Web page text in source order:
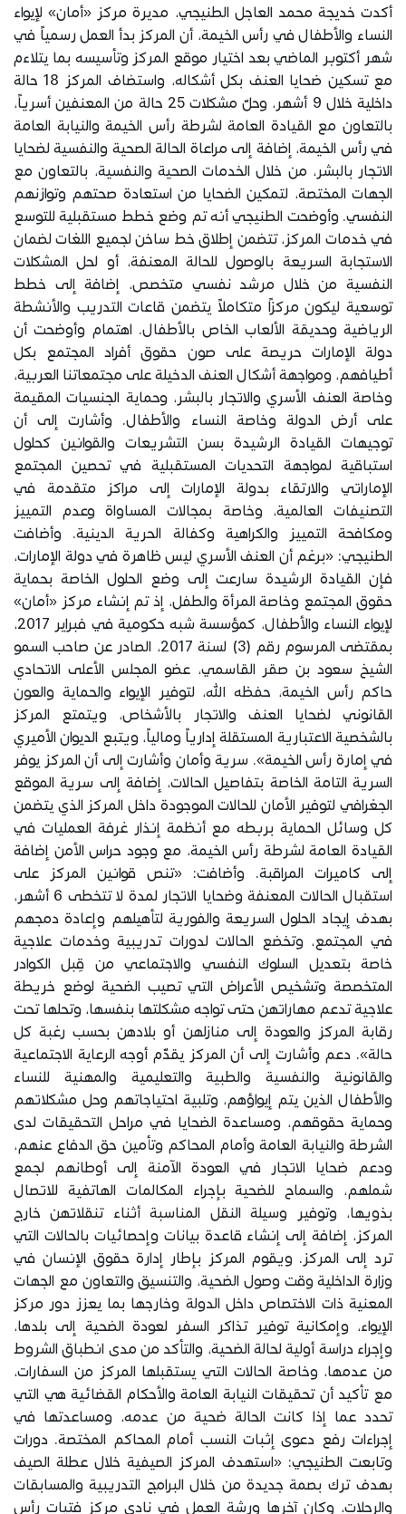
أكدت خديجة محمد العاجل الطنيجي، مديرة مركز «أمان» لإيواء
النساء والأطفال في رأس الخيمة، أن المركز بدأ العمل رسمياً في
شهر أكتوبر الماضي بعد اختيار موقع المركز وتأسيسه بما يتلاءم
مع تسكين ضحايا العنف بكل أشكاله، واستضاف المركز 18 حالة
داخلية خلال 9 أشهر، وحلّ مشكلات 25 حالة من المعنفين أسرياً،
بالتعاون مع القيادة العامة لشرطة رأس الخيمة والنيابة العامة
في رأس الخيمة، إضافة إلى مراعاة الحالة الصحية والنفسية لضحايا
الاتجار بالبشر، من خلال الخدمات الصحية والنفسية، بالتعاون مع
الجهات المختصة، لتمكين الضحايا من استعادة صحتهم وتوازنهم
النفسي. وأوضحت الطنيجي أنه تم وضع خطط مستقبلية للتوسع
في خدمات المركز، تتضمن إطلاق خط ساخن لجميع اللغات لضمان
الاستجابة السريعة بالوصول للحالة المعنفة، أو لحل المشكلات
النفسية من خلال مرشد نفسي متخصص، إضافة إلى خطط
توسعية ليكون مركزاً متكاملاً يتضمن قاعات التدريب والأنشطة
الرياضية وحديقة الألعاب الخاص بالأطفال. اهتمام وأوضحت أن
دولة الإمارات حريصة على صون حقوق أفراد المجتمع بكل
أطيافهم، ومواجهة أشكال العنف الدخيلة على مجتمعاتنا العربية،
وخاصة العنف الأسري والاتجار بالبشر، وحماية الجنسيات المقيمة
على أرض الدولة وخاصة النساء والأطفال. وأشارت إلى أن
توجيهات القيادة الرشيدة بسن التشريعات والقوانين كحلول
استباقية لمواجهة التحديات المستقبلية في تحصين المجتمع
الإماراتي والارتقاء بدولة الإمارات إلى مراكز متقدمة في
التصنيفات العالمية، وخاصة بمجالات المساواة وعدم التمييز
ومكافحة التمييز والكراهية وكفالة الحرية الدينية. وأضافت
الطنيجي: «برغم أن العنف الأسري ليس ظاهرة في دولة الإمارات،
فإن القيادة الرشيدة سارعت إلى وضع الحلول الخاصة بحماية
حقوق المجتمع وخاصة المرأة والطفل، إذ تم إنشاء مركز «أمان»
لإيواء النساء والأطفال، كمؤسسة شبه حكومية في فبراير 2017،
بمقتضى المرسوم رقم (3) لسنة 2017، الصادر عن صاحب السمو
الشيخ سعود بن صقر القاسمي، عضو المجلس الأعلى الاتحادي
حاكم رأس الخيمة، حفظه الله، لتوفير الإيواء والحماية والعون
القانوني لضحايا العنف والاتجار بالأشخاص، ويتمتع المركز
بالشخصية الاعتبارية المستقلة إدارياً ومالياً، ويتبع الديوان الأميري
في إمارة رأس الخيمة». سرية وأمان وأشارت إلى أن المركز يوفر
السرية التامة الخاصة بتفاصيل الحالات، إضافة إلى سرية الموقع
الجغرافي لتوفير الأمان للحالات الموجودة داخل المركز الذي يتضمن
كل وسائل الحماية بربطه مع أنظمة إنذار غرفة العمليات في
القيادة العامة لشرطة رأس الخيمة، مع وجود حراس الأمن إضافة
إلى كاميرات المراقبة. وأضافت: «تنص قوانين المركز على
استقبال الحالات المعنفة وضحايا الاتجار لمدة لا تتخطى 6 أشهر،
بهدف إيجاد الحلول السريعة والفورية لتأهيلهم وإعادة دمجهم
في المجتمع، وتخضع الحالات لدورات تدريبية وخدمات علاجية
خاصة بتعديل السلوك النفسي والاجتماعي من قِبل الكوادر
المتخصصة وتشخيص الأعراض التي تصيب الضحية لوضع خريطة
علاجية تدعم مهاراتهن حتى تواجه مشكلتها بنفسها، وتحلها تحت
رقابة المركز والعودة إلى منازلهن أو بلادهن بحسب رغبة كل
حالة». دعم وأشارت إلى أن المركز يقدّم أوجه الرعاية الاجتماعية
والقانونية والنفسية والطبية والتعليمية والمهنية للنساء
والأطفال الذين يتم إيواؤهم، وتلبية احتياجاتهم وحل مشكلاتهم
وحماية حقوقهم، ومساعدة الضحايا في مراحل التحقيقات لدى
الشرطة والنيابة العامة وأمام المحاكم وتأمين حق الدفاع عنهم،
ودعم ضحايا الاتجار في العودة الآمنة إلى أوطانهم لجمع
شملهم، والسماح للضحية بإجراء المكالمات الهاتفية للاتصال
بذويها، وتوفير وسيلة النقل المناسبة أثناء تنقلاتهن خارج
المركز، إضافة إلى إنشاء قاعدة بيانات وإحصائيات بالحالات التي
ترد إلى المركز. ويقوم المركز بإطار إدارة حقوق الإنسان في
وزارة الداخلية وقت وصول الضحية، والتنسيق والتعاون مع الجهات
المعنية ذات الاختصاص داخل الدولة وخارجها بما يعزز دور مركز
الإيواء، وإمكانية توفير تذاكر السفر لعودة الضحية إلى بلدها،
وإجراء دراسة أولية لحالة الضحية، والتأكد من مدى انطباق الشروط
من عدمها، وخاصة الحالات التي يستقبلها المركز من السفارات،
مع تأكيد أن تحقيقات النيابة العامة والأحكام القضائية هي التي
تحدد عما إذا كانت الحالة ضحية من عدمه، ومساعدتها في
إجراءات رفع دعوى إثبات النسب أمام المحاكم المختصة. دورات
وتابعت الطنيجي: «استهدف المركز الصيفية خلال عطلة الصيف
بهدف ترك بصمة جديدة من خلال البرامج التدريبية والمسابقات
والرحلات، وكان آخرها ورشة العمل في نادي مركز فتيات رأس